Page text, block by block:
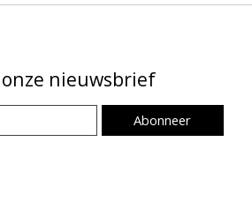
nieuwsbrief
Abonneer